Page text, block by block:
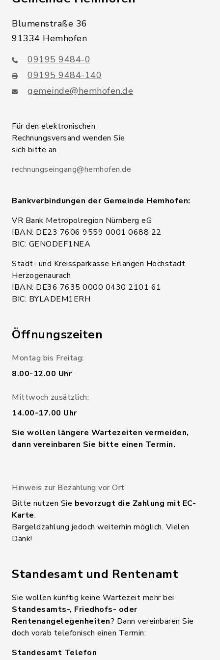
Blumenstraße 36
91334 Hemhofen
09195 9484-0
09195 9484-140
gemeinde@hemhofen.de
Für den elektronischen
Rechnungsversand wenden Sie
sich bitte an
rechnungseingang@hemhofen.de
Bankverbindungen der Gemeinde Hemhofen:
VR Bank Metropolregion Nürnberg eG
IBAN: DE23 7606 9559 0001 0688 22
BIC: GENODEF1NEA
Stadt- und Kreissparkasse Erlangen Höchstadt
Herzogenaurach
IBAN: DE36 7635 0000 0430 2101 61
BIC: BYLADEM1ERH
Öffnungszeiten
Montag bis Freitag:
8.00-12.00 Uhr
Mittwoch zusätzlich:
14.00-17.00 Uhr
Sie wollen längere Wartezeiten vermeiden,
dann vereinbaren Sie bitte einen Termin.
Hinweis zur Bezahlung vor Ort
Bitte nutzen Sie bevorzugt die Zahlung mit EC-
Karte.
Bargeldzahlung jedoch weiterhin möglich. Vielen
Dank!
Standesamt und Rentenamt
Sie wollen künftig keine Wartezeit mehr bei
Standesamts-, Friedhofs- oder
Rentenangelegenheiten? Dann vereinbaren Sie
doch vorab telefonisch einen Termin:
Standesamt Telefon